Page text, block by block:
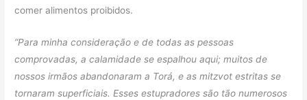
comer alimentos proibidos.
“Para minha consideração e de todas as pessoas
comprovadas, a calamidade se espalhou aqui; muitos de
nossos irmãos abandonaram a Torá, e as mitzvot estritas se
tornaram superficiais. Esses estupradores são tão numerosos